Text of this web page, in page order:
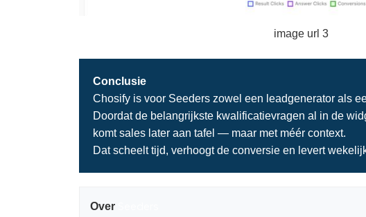
image url 3
Conclusie
Chosify is voor Seeders zowel een leadgenerator als
Doordat de belangrijkste kwalificatievragen al in de
komt sales later aan tafel — maar met méér context.
Dat scheelt tijd, verhoogt de conversie en levert
Over